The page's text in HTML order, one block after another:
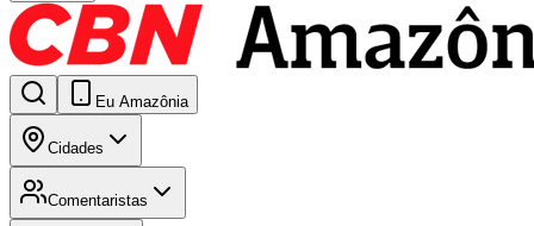
Eu Amazônia
Cidades
Comentaristas